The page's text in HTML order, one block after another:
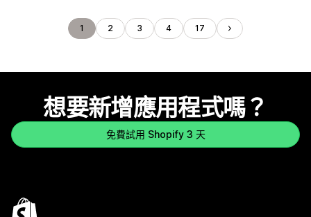
1 2 3 4 17
想要新增應用程式嗎？
免費試用 Shopify 3 天